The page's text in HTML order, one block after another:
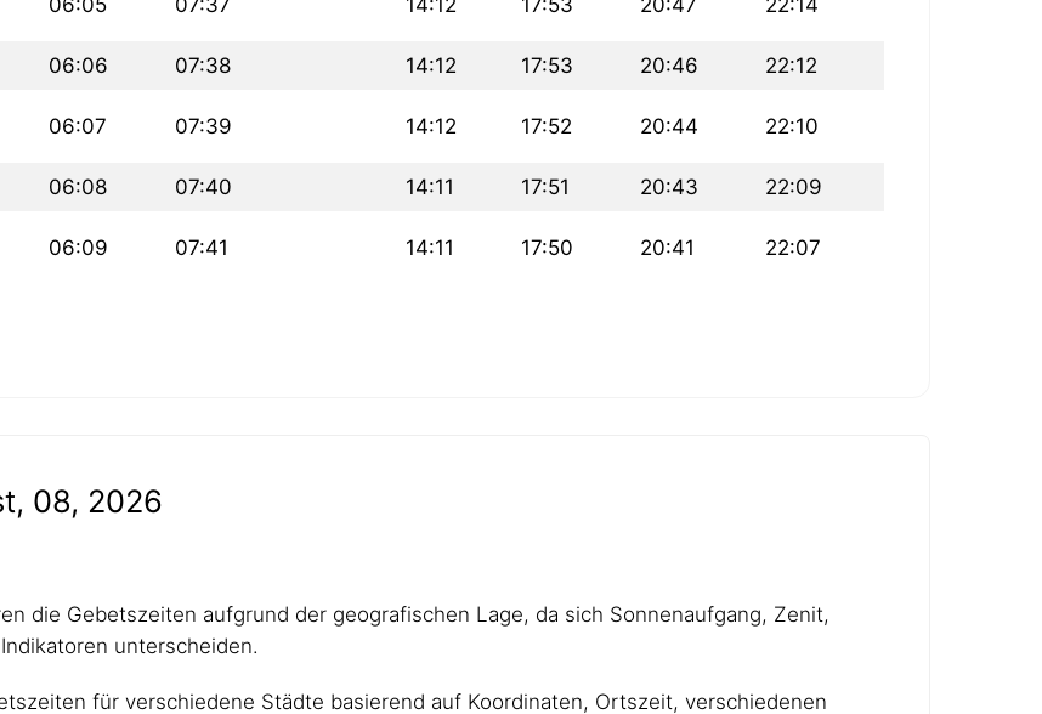
06:06 07:38 14:12 17:53 20:46 22:12
06:07 07:39 14:12 17:52 20:44 22:10
06:08 07:40 14:11 17:51 20:43 22:09
06:09 07:41 14:11 17:50 20:41 22:07
08, 2026
die Gebetszeiten aufgrund der geografischen Lage, da sich Sonnenaufgang, Zenit,
unterscheiden.
für verschiedene Städte basierend auf Koordinaten, Ortszeit, verschiedenen